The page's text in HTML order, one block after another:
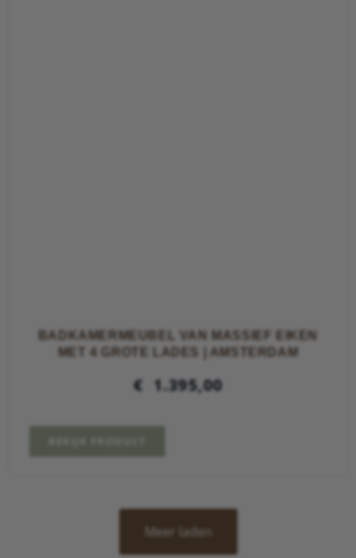
BADKAMERMEUBEL VAN MASSIEF EIKEN
MET 4 GROTE LADES | AMSTERDAM
€ 1.395,00
Meer laden